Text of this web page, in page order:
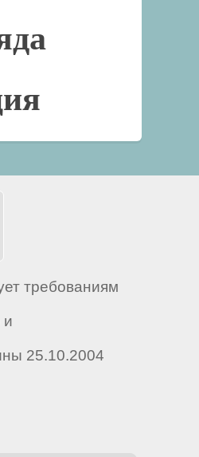
требованиям
и
25.10.2004